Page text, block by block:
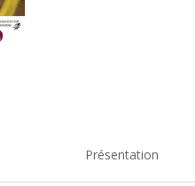
Présentation